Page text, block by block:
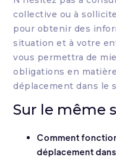
collective ou à
pour obtenir des
situation et à votre
vous permettra de
obligations en
déplacement dans le
Sur le même
Comment
déplacement